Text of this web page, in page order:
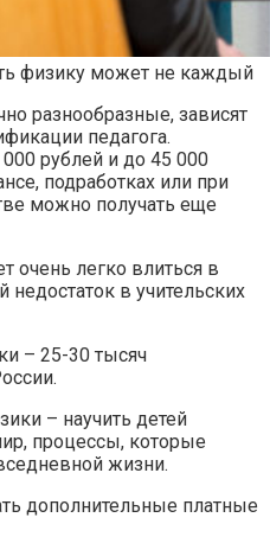
физику может не каждый
разнообразные, зависят
педагога.
рублей и до 45 000
подработках или при
можно получать еще
очень легко влиться в
недостаток в учительских
– 25-30 тысяч
– научить детей
процессы, которые
жизни.
дополнительные платные